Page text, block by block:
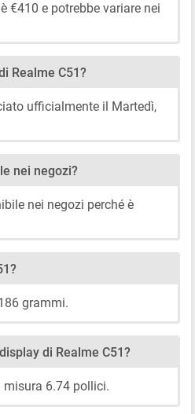
€410 e potrebbe variare nei
Realme C51?
ufficialmente il Martedì,
nei negozi?
nei negozi perché è
grammi.
di Realme C51?
misura 6.74 pollici.